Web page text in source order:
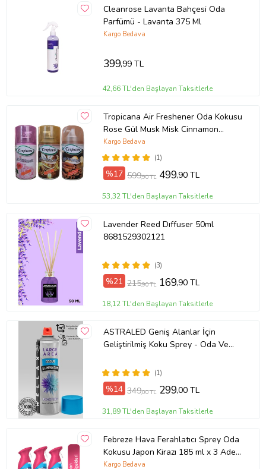
Cleanrose Lavanta Bahçesi Oda
Parfümü - Lavanta 375 Ml
Kargo Bedava
399,99 TL
42,66 TL'den Başlayan Taksitlerle
Tropicana Air Freshener Oda Kokusu
Rose Gül Musk Misk Cinnamon
Tarçın Koku Parfüm Spreyi 260 Ml X
3 Adet
(1)
Kargo Bedava
%17 599,90 TL 499,90 TL
53,32 TL'den Başlayan Taksitlerle
Lavender Reed Dıffuser 50ml
8681529302121
(3)
%21 215,90 TL 169,90 TL
18,12 TL'den Başlayan Taksitlerle
ASTRALED Geniş Alanlar İçin
Geliştirilmiş Koku Sprey - Oda Ve
(1)
%14 349,00 TL 299,00 TL
31,89 TL'den Başlayan Taksitlerle
Febreze Hava Ferahlatıcı Sprey Oda
Kokusu Japon Kirazı 185 ml x 3 Adet
Hava Temizleyi 185 ml Parfüm
Kargo Bedava